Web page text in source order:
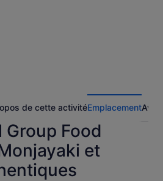
de cette activitéEmplacementAvis
Group Food
et